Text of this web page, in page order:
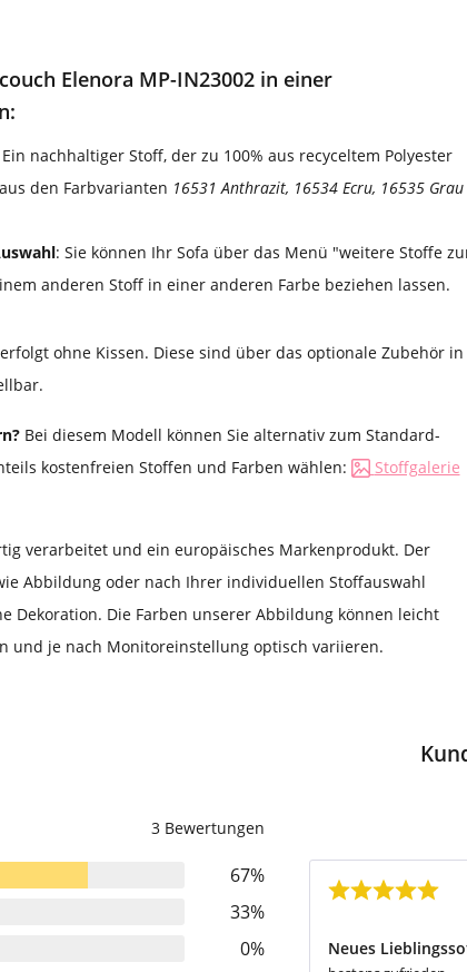
Elenora MP-IN23002 in einer
Ein nachhaltiger Stoff, der zu 100% aus recyceltem Polyester
den Farbvarianten 16531 Anthrazit, 16534 Ecru, 16535 Grau
: Sie können Ihr Sofa über das Menü "weitere Stoffe
anderen Stoff in einer anderen Farbe beziehen lassen.
ohne Kissen. Diese sind über das optionale Zubehör in
Bei diesem Modell können Sie alternativ zum Standard-
kostenfreien Stoffen und Farben wählen:
Stoffgalerie
verarbeitet und ein europäisches Markenprodukt. Der
Abbildung oder nach Ihrer individuellen Stoffauswahl
Dekoration. Die Farben unserer Abbildung können leicht
und je nach Monitoreinstellung optisch variieren.
3 Bewertungen
67%
33%
0% Neues